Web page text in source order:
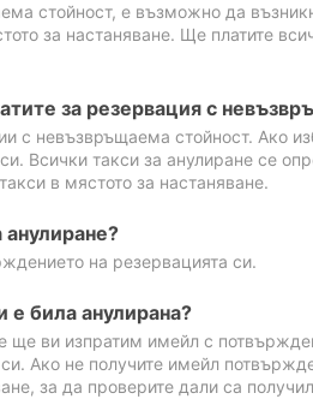
стойност, е възможно да
за настаняване. Ще платите
за резервация с
с невъзвръщаема стойност. Ако
Всички такси за анулиране се
в мястото за настаняване.
на резервацията си.
е била анулирана?
ще ви изпратим имейл с
Ако не получите имейл
за да проверите дали са